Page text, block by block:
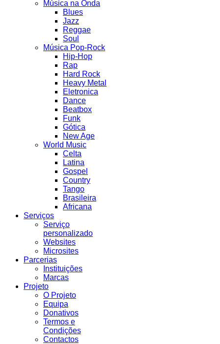
Música na Onda
Blues
Jazz
Reggae
Soul
Música Pop-Rock
Hip-Hop
Rap
Hard Rock
Heavy Metal
Eletronica
Dance
Beatbox
Funk
Gótica
New Age
World Music
Celta
Latina
Gospel
Country
Tango
Brasileira
Africana
Serviços
Serviço
personalizado
Websites
Microsites
Parcerias
Instituições
Marcas
Projeto
O Projeto
Equipa
Donativos
Termos e
Condições
Contactos